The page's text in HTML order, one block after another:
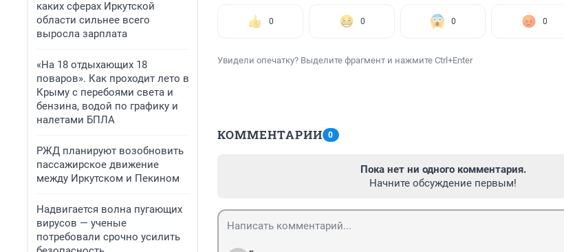
каких сферах Иркутской
области сильнее всего
выросла зарплата
«На 18 отдыхающих 18
поваров». Как проходит лето в
Крыму с перебоями света и
бензина, водой по графику и
налетами БПЛА
РЖД планируют возобновить
пассажирское движение
между Иркутском и Пекином
Надвигается волна пугающих
вирусов — ученые
потребовали срочно усилить
0 0 0 0
Увидели опечатку? Выделите фрагмент и нажмите Ctrl+Enter
КОММЕНТАРИИ 0
Пока нет ни одного комментария.
Начните обсуждение первым!